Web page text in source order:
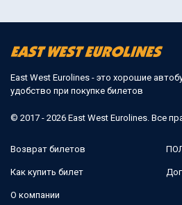
East West Eurolines - это хорошие
удобство при покупке билетов
© 2017 - 2026 East West Eurolines. Все
Возврат билетов
Как купить билет
О компании